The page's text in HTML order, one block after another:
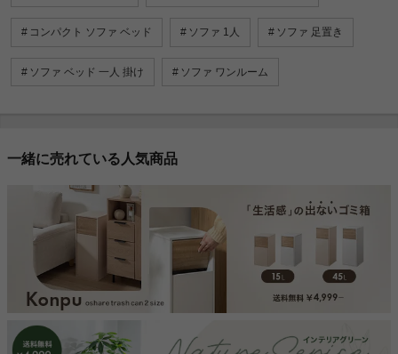
コンパクト ソファ ベッド ソファ 1人 ソファ 足置き
ソファ ベッド 一人 掛け ソファ ワンルーム
一緒に売れている人気商品